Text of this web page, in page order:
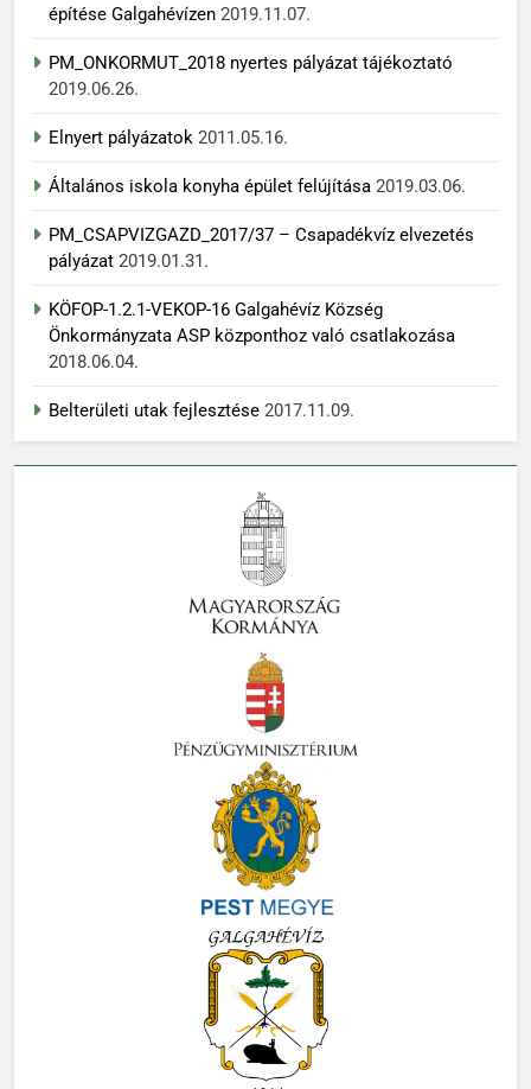
építése Galgahévízen 2019.11.07.
PM_ONKORMUT_2018 nyertes pályázat tájékoztató
2019.06.26.
Elnyert pályázatok 2011.05.16.
Általános iskola konyha épület felújítása 2019.03.06.
PM_CSAPVIZGAZD_2017/37 – Csapadékvíz elvezetés
pályázat 2019.01.31.
KÖFOP-1.2.1-VEKOP-16 Galgahévíz Község
Önkormányzata ASP központhoz való csatlakozása
2018.06.04.
Belterületi utak fejlesztése 2017.11.09.